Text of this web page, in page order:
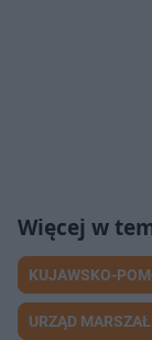
KUJAWSKO-
URZĄD